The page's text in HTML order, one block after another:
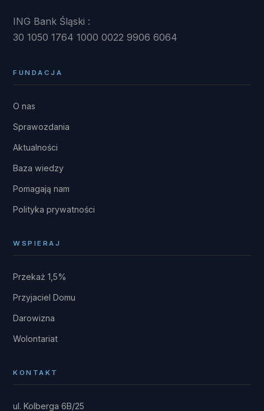
ING Bank Śląski :
30 1050 1764 1000 0022 9906 6064
FUNDACJA
O nas
Sprawozdania
Aktualności
Baza wiedzy
Pomagają nam
Polityka prywatności
WSPIERAJ
Przekaż 1,5%
Przyjaciel Domu
Darowizna
Wolontariat
KONTAKT
ul. Kolberga 6B/25